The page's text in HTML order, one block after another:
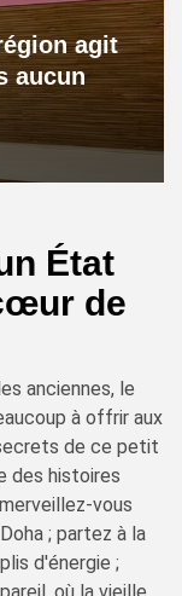
agit
aucun
État
de
anciennes, le
à offrir aux
de ce petit
des histoires
vous
; partez à la
d'énergie ;